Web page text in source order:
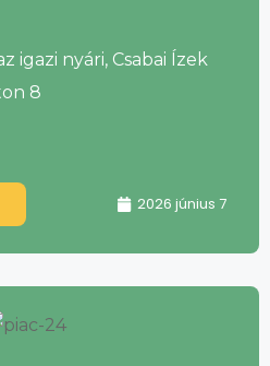
igazi nyári, Csabai Ízek
8
2026 június 7